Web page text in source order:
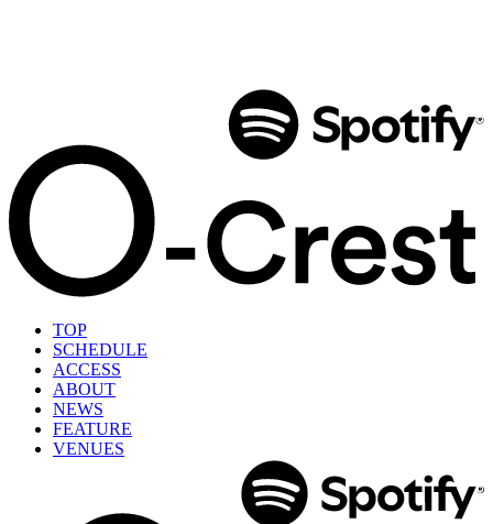
TOP
SCHEDULE
ACCESS
ABOUT
NEWS
FEATURE
VENUES